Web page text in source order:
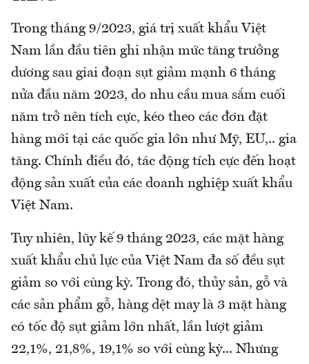
Trong tháng 9/2023, giá trị xuất khẩu Việt
Nam lần đầu tiên ghi nhận mức tăng trưởng
dương sau giai đoạn sụt giảm mạnh 6 tháng
nửa đầu năm 2023, do nhu cầu mua sắm cuối
năm trở nên tích cực, kéo theo các đơn đặt
hàng mới tại các quốc gia lớn như Mỹ, EU,.. gia
tăng. Chính điều đó, tác động tích cực đến hoạt
động sản xuất của các doanh nghiệp xuất khẩu
Việt Nam.
Tuy nhiên, lũy kế 9 tháng 2023, các mặt hàng
xuất khẩu chủ lực của Việt Nam đa số đều sụt
giảm so với cùng kỳ. Trong đó, thủy sản, gỗ và
các sản phẩm gỗ, hàng dệt may là 3 mặt hàng
có tốc độ sụt giảm lớn nhất, lần lượt giảm
22,1%, 21,8%, 19,1% so với cùng kỳ... Nhưng